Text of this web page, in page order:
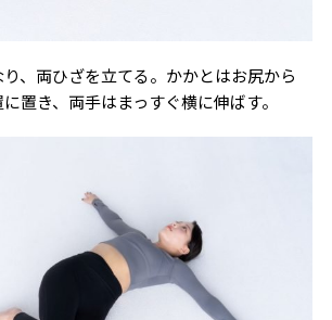
り、両ひざを立てる。かかとはお尻から
置き、両手はまっすぐ横に伸ばす。